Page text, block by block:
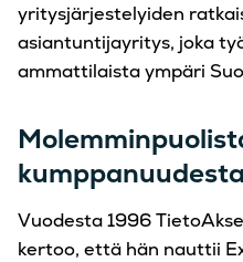
yritysjärjestelyiden
asiantuntijayritys, joka
ammattilaista ympäri
kumppanuudesta
Vuodesta 1996
kertoo, että hän nauttii